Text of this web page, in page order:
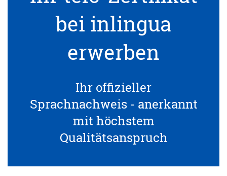
bei inlingua
erwerben
Ihr offizieller
Sprachnachweis - anerkannt
mit höchstem
Qualitätsanspruch